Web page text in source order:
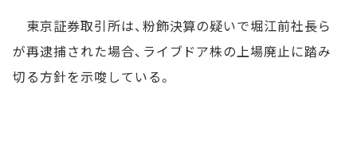
東京証券取引所は、粉飾決算の疑いで堀江前社長ら
が再逮捕された場合、ライブドア株の上場廃止に踏み
切る方針を示唆している。